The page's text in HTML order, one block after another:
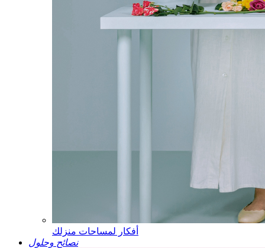
أفكار لمساحات منزلك
نصائح وحلول